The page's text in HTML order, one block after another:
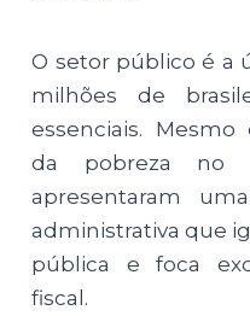
O setor público é a
milhões de
essenciais.
da pobreza no
apresentaram
administrativa que
pública e foca
fiscal.